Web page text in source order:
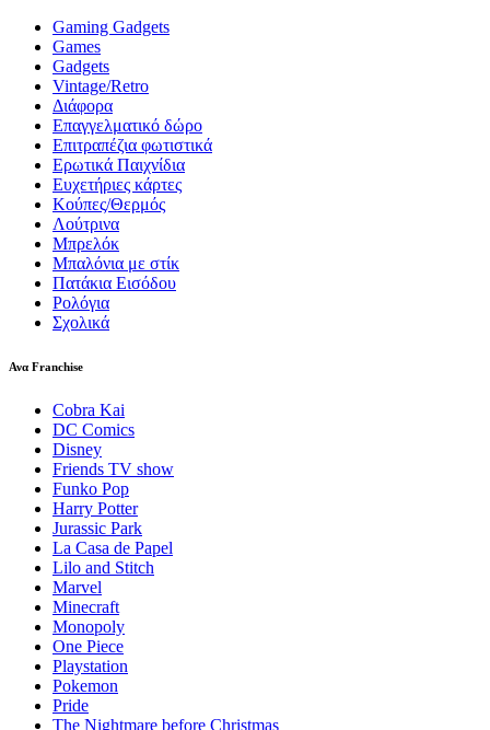
Gaming Gadgets
Games
Gadgets
Vintage/Retro
Διάφορα
Επαγγελματικό δώρο
Επιτραπέζια φωτιστικά
Ερωτικά Παιχνίδια
Ευχετήριες κάρτες
Κούπες/Θερμός
Λούτρινα
Μπρελόκ
Μπαλόνια με στίκ
Πατάκια Εισόδου
Ρολόγια
Σχολικά
Ανα Franchise
Cobra Kai
DC Comics
Disney
Friends TV show
Funko Pop
Harry Potter
Jurassic Park
La Casa de Papel
Lilo and Stitch
Marvel
Minecraft
Monopoly
One Piece
Playstation
Pokemon
Pride
The Nightmare before Christmas